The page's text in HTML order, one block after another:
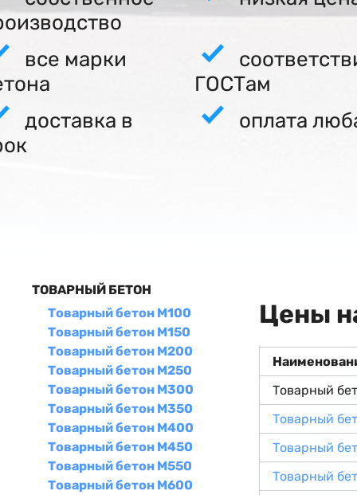
все марки
ГОСТам
доставка в
оплата
ТОВАРНЫЙ БЕТОН
Товарный бетон М100
Товарный бетон М150
Товарный бетон М200
Товарный бетон М250
Товарный бетон М300
Товарный бетон М350
Товарный бетон М400
Товарный бетон М450
Товарный бетон М550
Товарный бетон М600
Цены
Товарный
Товарный
Товарный
Товарный